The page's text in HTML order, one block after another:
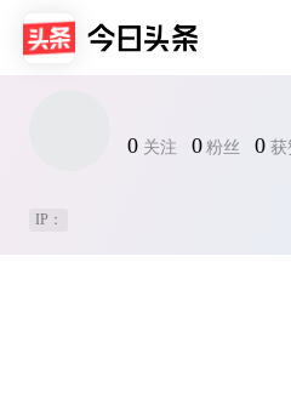
0 关注 0 粉丝 0 获
IP：